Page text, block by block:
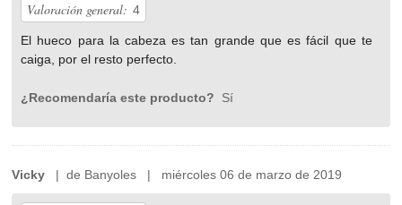
Valoración general: 4
El hueco para la cabeza es tan grande que es fácil que te
caiga, por el resto perfecto.
¿Recomendaría este producto? Sí
Vicky | de Banyoles | miércoles 06 de marzo de 2019